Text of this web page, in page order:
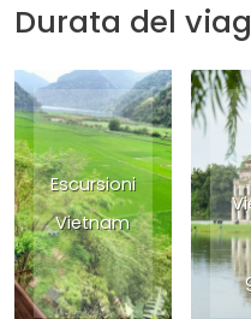
Durata del
Escursioni
Vietnam